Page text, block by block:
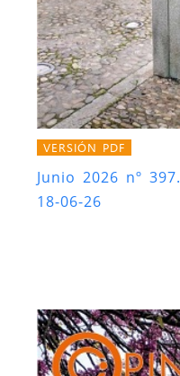
VERSIÓN PDF
Junio 2026 nº 397.
18-06-26